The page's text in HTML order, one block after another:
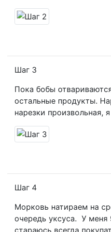
Шаг 3
Пока бобы
остальные продукты.
нарезки произвольная,
Шаг 4
Морковь натираем на
очередь уксуса. У меня
стараюсь всегда